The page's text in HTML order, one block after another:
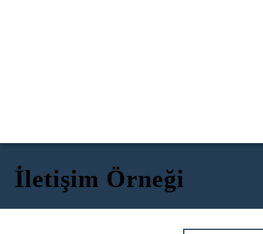
İletişim Örneği